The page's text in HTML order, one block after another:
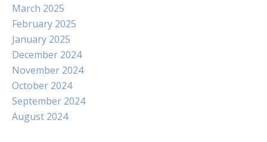
March 2025
February 2025
January 2025
December 2024
November 2024
October 2024
September 2024
August 2024